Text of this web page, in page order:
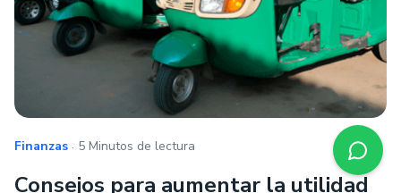
Finanzas . 5 Minutos de lectura
Consejos para aumentar la utilidad